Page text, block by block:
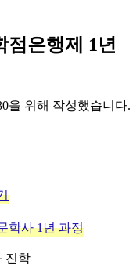
점은행제 1년
을 위해 작성했습니다.
학사 1년 과정